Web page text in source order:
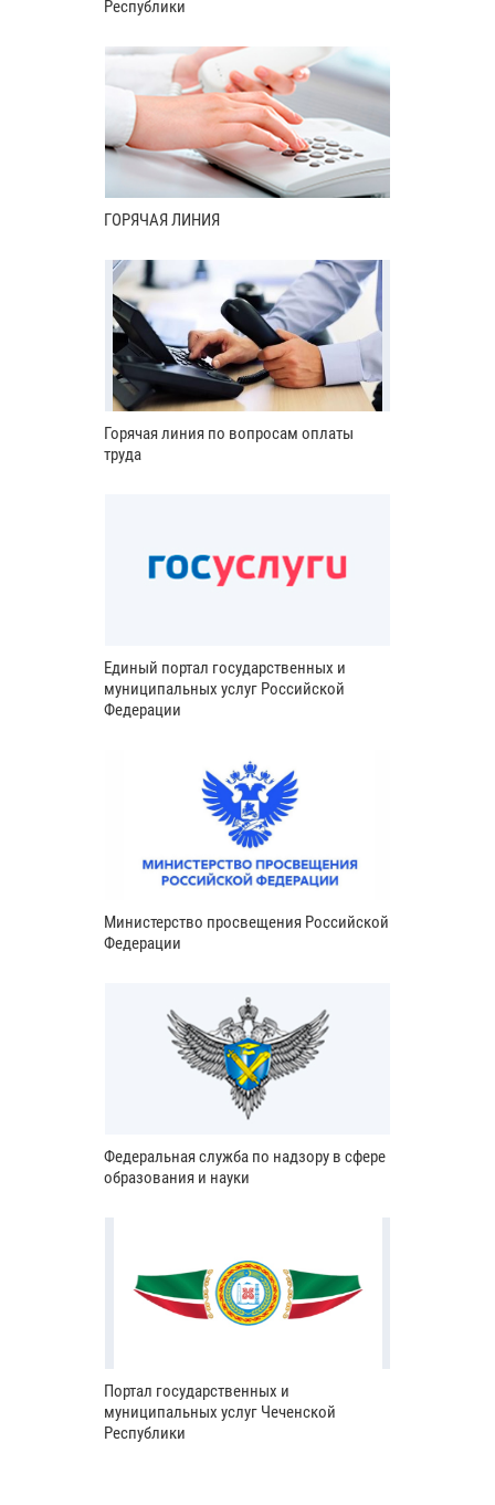
Республики
ГОРЯЧАЯ ЛИНИЯ
Горячая линия по вопросам оплаты
труда
Единый портал государственных и
муниципальных услуг Российской
Федерации
Министерство просвещения Российской
Федерации
Федеральная служба по надзору в сфере
образования и науки
Портал государственных и
муниципальных услуг Чеченской
Республики